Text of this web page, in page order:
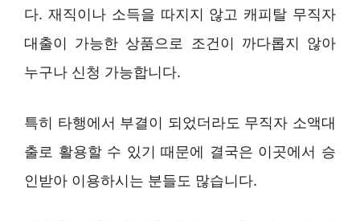
다. 재직이나 소득을 따지지 않고 캐피탈 무직자
대출이 가능한 상품으로 조건이 까다롭지 않아
누구나 신청 가능합니다.
특히 타행에서 부결이 되었더라도 무직자 소액대
출로 활용할 수 있기 때문에 결국은 이곳에서 승
인받아 이용하시는 분들도 많습니다.